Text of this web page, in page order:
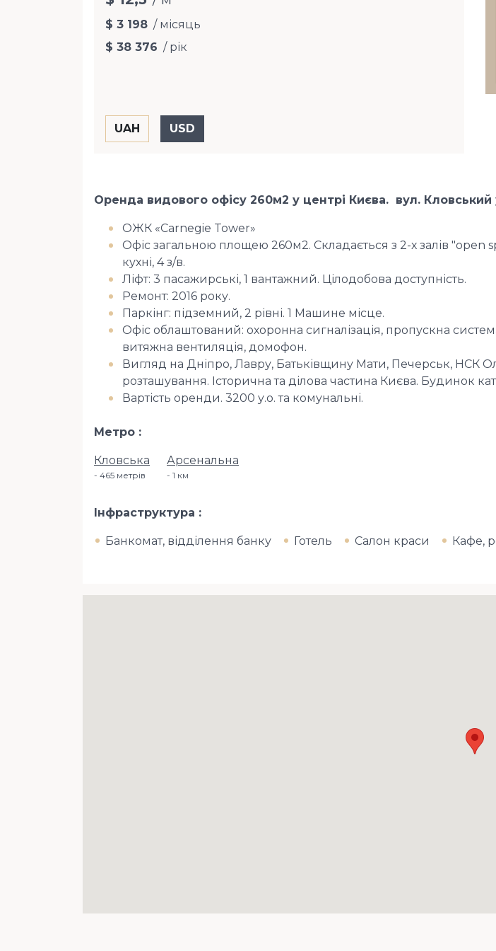
$ 3 198 / місяць
$ 38 376 / рік
Оренда видового офісу 260м2 у центрі Києва. вул. Кловський
ОЖК «Carnegie Tower»
Офіс загальною площею 260м2. Складається з 2-х залів "open
кухні, 4 з/в.
Ліфт: 3 пасажирські, 1 вантажний. Цілодобова доступність.
Ремонт: 2016 року.
Паркінг: підземний, 2 рівні. 1 Машине місце.
Офіс облаштований: охоронна сигналізація, пропускна
витяжна вентиляція, домофон.
Вигляд на Дніпро, Лавру, Батьківщину Мати, Печерськ, НСК
розташування. Історична та ділова частина Києва. Будинок
Вартість оренди. 3200 у.о. та комунальні.
Метро
Кловська
465 метрів
Арсенальна
1 км
Інфраструктура
Банкомат, відділення банку Готель Салон краси Кафе,